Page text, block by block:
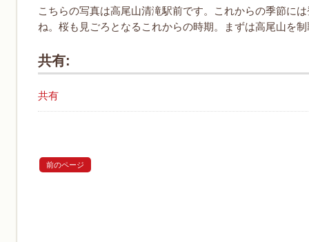
こちらの写真は高尾山清滝駅前です。これからの季節に
ね。桜も見ごろとなるこれからの時期。まずは高尾山を
共有:
共有
前のページ